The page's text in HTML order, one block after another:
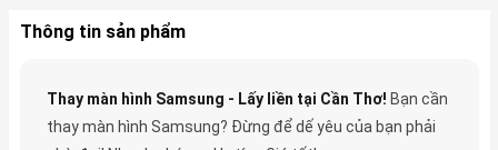
Thông tin sản phẩm
Thay màn hình Samsung - Lấy liền tại Cần Thơ! Bạn cần
thay màn hình Samsung? Đừng để dế yêu của bạn phải